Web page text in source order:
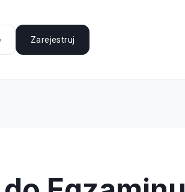
Zarejestruj